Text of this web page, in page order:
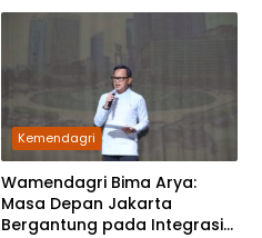
Huni
Kemendagri
Wamendagri Bima Arya:
Masa Depan Jakarta
Bergantung pada Integrasi